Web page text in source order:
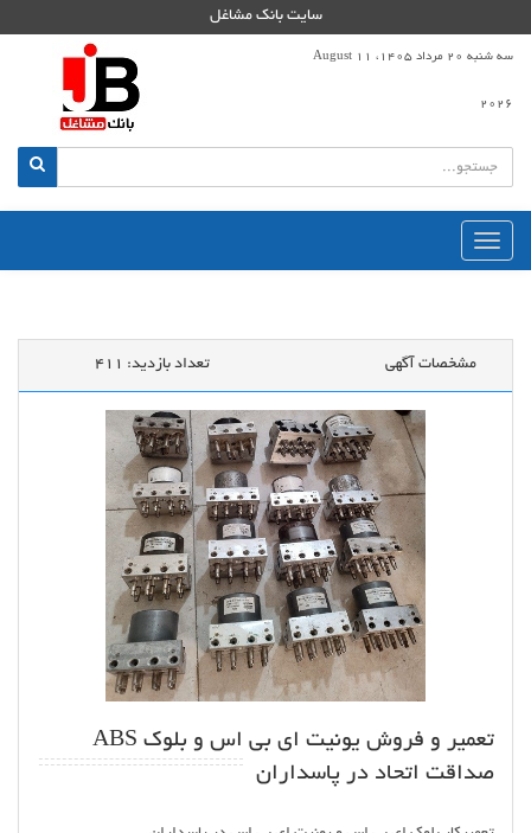
سایت بانک مشاغل
سه شنبه 20 مرداد 1405، 11 August
2026
منوی
اصلی
مشخصات آگهی تعداد بازدید:
تعمیر و فروش یونیت ای بی اس و بلوک ABS
صداقت اتحاد در پاسداران